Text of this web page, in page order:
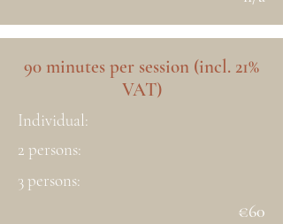
90 minutes per session (incl. 21%
VAT)
Individual:
2 persons:
3 persons:
€60